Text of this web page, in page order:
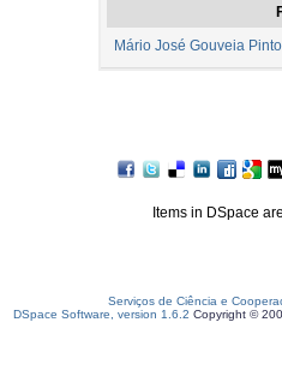
Mário José Gouveia
Items in DSpace
Serviços de Ciência e
DSpace Software, version 1.6.2 Copyright ©